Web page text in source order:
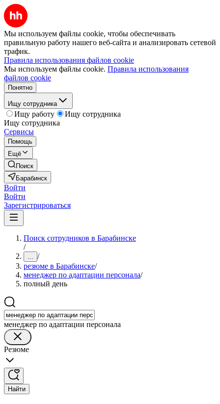
Мы используем файлы cookie, чтобы обеспечивать
правильную работу нашего веб-сайта и анализировать сетевой
трафик.
Правила использования файлов cookie
Мы используем файлы cookie. Правила использования
файлов cookie
Понятно
Ищу сотрудника
Ищу работу
Ищу сотрудника
Ищу сотрудника
Сервисы
Помощь
Ещё
Поиск
Барабинск
Войти
Войти
Зарегистрироваться
Поиск сотрудников в Барабинске
/
... /
резюме в Барабинске/
менеджер по адаптации персонала/
полный день
менеджер по адаптации персонала
Резюме
Найти